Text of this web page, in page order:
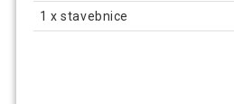
1 x stavebnice